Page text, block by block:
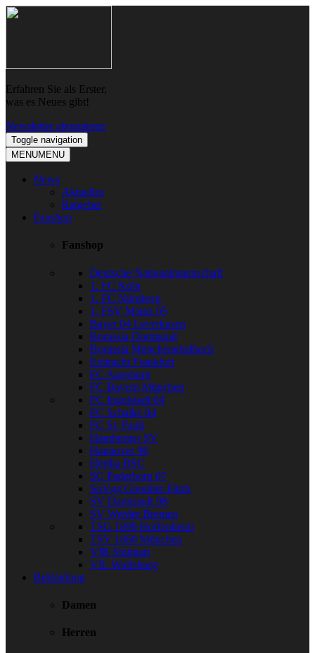
Skip
Skip
Erfahren Sie als Erster,
was es Neues gibt!
Newsletter abonnieren
Toggle navigation
MENUMENU
News
Aktuelles
Ratgeber
Fanshop
Fanshop
Deutsche Nationalmannschaft
1. FC Köln
1. FC Nürnberg
1. FSV Mainz 05
Bayer 04 Leverkusen
Borussia Dortmund
Borussia Mönchengladbach
Eintracht Frankfurt
FC Augsburg
FC Bayern München
FC Ingolstadt 04
FC Schalke 04
FC St. Pauli
Hamburger SV
Hannover 96
Hertha BSC
SC Paderborn 07
SpVgg Greuther Fürth
SV Darmstadt 98
SV Werder Bremen
TSG 1899 Hoffenheim
TSV 1860 München
VfB Stuttgart
VfL Wolfsburg
Bekleidung
Damen
Herren